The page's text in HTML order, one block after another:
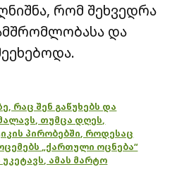
რომ შეხვედრა
და
რაც შენ გაწუხებს და
თუმცა დღეს,
პირობებში, როდესაც
„ქართული ოცნება“
ამას მარტო